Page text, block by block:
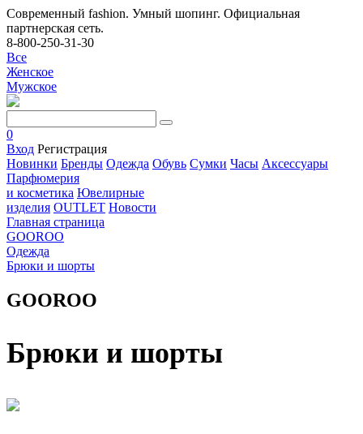
Современный fashion. Умный шопинг. Официальная
партнерская сеть.
8-800-250-31-30
Все
Женское
Мужское
0
Вход Регистрация
Новинки Бренды Одежда Обувь Сумки Часы Аксессуары
Парфюмерия
и косметика Ювелирные
изделия OUTLET Новости
Главная страница
GOOROO
Одежда
Брюки и шорты
GOOROO
Брюки и шорты